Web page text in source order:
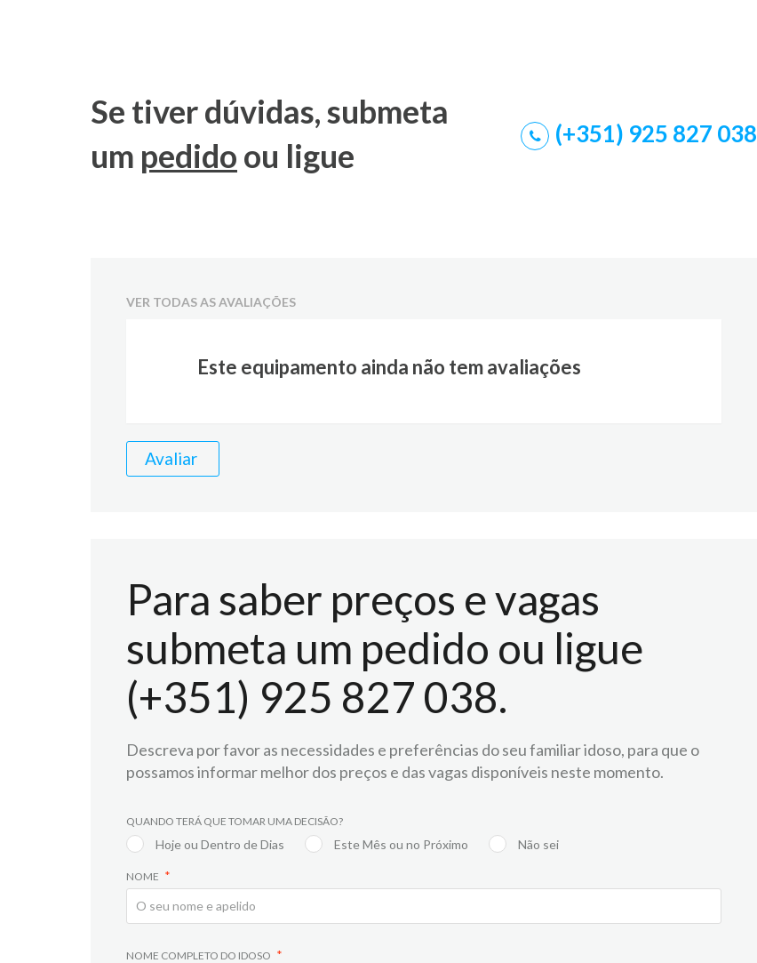
Se tiver dúvidas, submeta
um pedido ou ligue
(+351) 925 827 038
VER TODAS AS AVALIAÇÕES
Este equipamento ainda não tem avaliações
Avaliar
Para saber preços e vagas
submeta um pedido ou ligue
(+351) 925 827 038.
Descreva por favor as necessidades e preferências do seu familiar idoso, para que o
possamos informar melhor dos preços e das vagas disponíveis neste momento.
QUANDO TERÁ QUE TOMAR UMA DECISÃO?
Hoje ou Dentro de Dias Este Mês ou no Próximo Não sei
NOME
NOME COMPLETO DO IDOSO